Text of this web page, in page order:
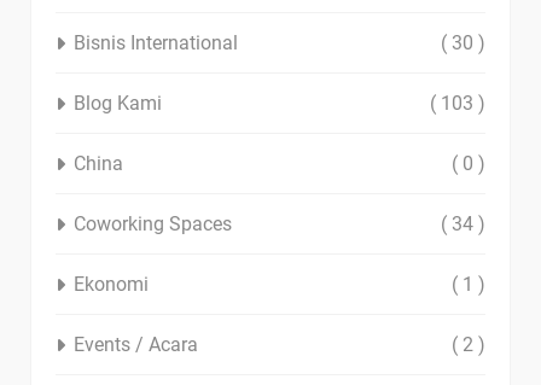
Bisnis International ( 30 )
Blog Kami ( 103 )
China ( 0 )
Coworking Spaces ( 34 )
Ekonomi ( 1 )
Events / Acara ( 2 )